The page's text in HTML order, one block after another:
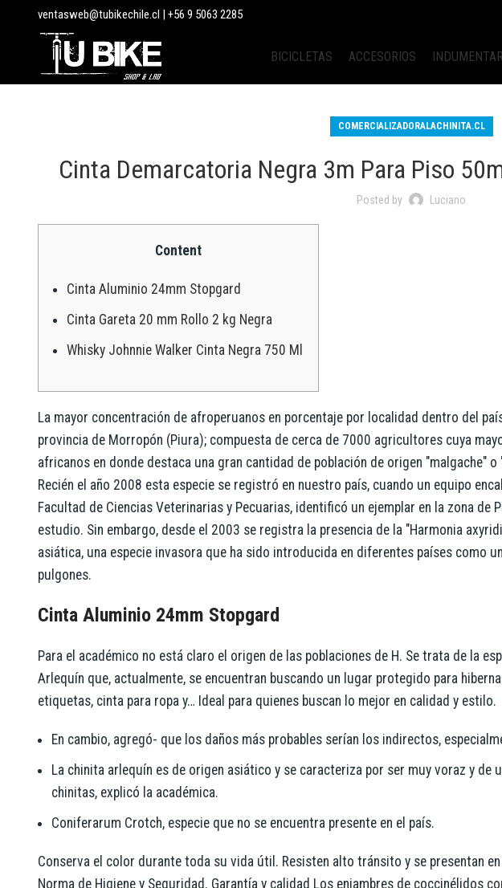
ventasweb@tubikechile.cl | +56 9 5063 2285
BICICLETAS ACCESORIOS
COMERCIALIZADORALACHINITA.CL
Cinta Demarcatoria Negra 3m Para Piso
Posted by Luciano
Content
Cinta Aluminio 24mm Stopgard
Cinta Gareta 20 mm Rollo 2 kg Negra
Whisky Johnnie Walker Cinta Negra 750 Ml
La mayor concentración de afroperuanos en porcentaje por localidad dentro del
provincia de Morropón (Piura); compuesta de cerca de 7000 agricultores cuya
africanos en donde destaca una gran cantidad de población de origen "malgache"
Recién el año 2008 esta especie se registró en nuestro país, cuando un equipo
Facultad de Ciencias Veterinarias y Pecuarias, identificó un ejemplar en la zona
estudio. Sin embargo, desde el 2003 se registra la presencia de la "Harmonia
asiática, una especie invasora que ha sido introducida en diferentes países como
pulgones.
Cinta Aluminio 24mm Stopgard
Para el académico no está claro el origen de las poblaciones de H. Se trata de la
Arlequín que, actualmente, se encuentran buscando un lugar protegido para
etiquetas, cinta para ropa y… Ideal para quienes buscan lo mejor en calidad y estilo.
En cambio, agregó- que los daños más probables serían los indirectos,
La chinita arlequín es de origen asiático y se caracteriza por ser muy voraz y de
chinitas, explicó la académica.
Coniferarum Crotch, especie que no se encuentra presente en el país.
Conserva el color durante toda su vida útil. Resisten alto tránsito y se presentan
Norma de Higiene y Seguridad. Garantía y calidad Los enjambres de coccinélidos